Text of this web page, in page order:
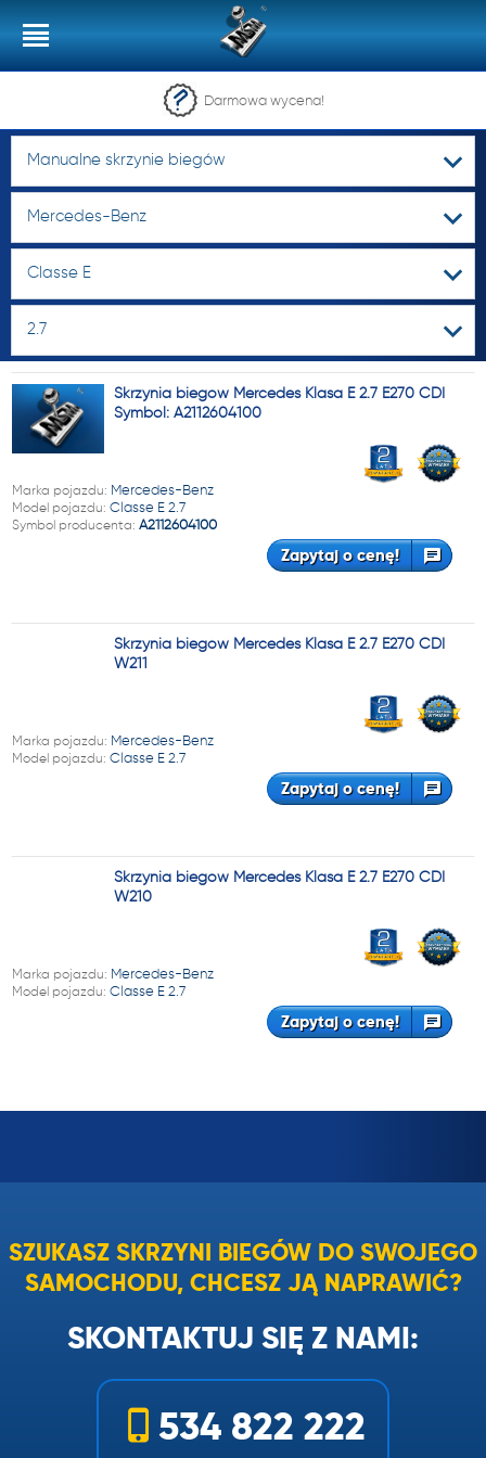
Darmowa wycena!
Manualne skrzynie biegów
Mercedes-Benz
Classe E
2.7
Skrzynia biegów Mercedes Klasa E 2.7 E270 CDI
Symbol: A2112604100
Marka pojazdu: Mercedes-Benz
Model pojazdu: Classe E 2.7
Symbol producenta: A2112604100
Zapytaj o cenę!
Skrzynia biegów Mercedes Klasa E 2.7 E270 CDI
W211
Marka pojazdu: Mercedes-Benz
Model pojazdu: Classe E 2.7
Zapytaj o cenę!
Skrzynia biegów Mercedes Klasa E 2.7 E270 CDI
W210
Marka pojazdu: Mercedes-Benz
Model pojazdu: Classe E 2.7
Zapytaj o cenę!
SZUKASZ SKRZYNI BIEGÓW DO SWOJEGO
SAMOCHODU, CHCESZ JĄ NAPRAWIĆ?
SKONTAKTUJ SIĘ Z NAMI:
534 822 222